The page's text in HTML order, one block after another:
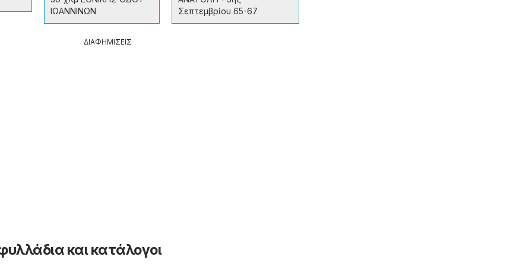
ΙΩΑΝΝΙΝΩΝ
Σεπτεμβρίου 65-67
ΔΙΑΦΗΜΙΣΕΙΣ
και κατάλογοι